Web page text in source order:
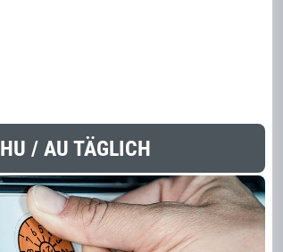
HU / AU TÄGLICH